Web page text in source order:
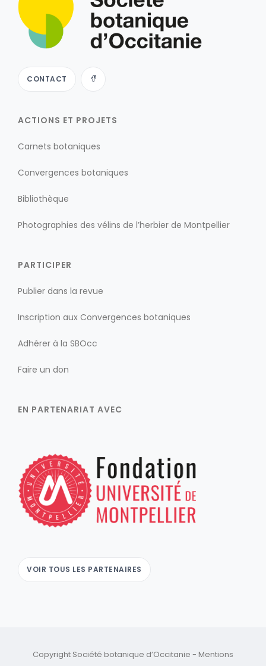
CONTACT
ACTIONS ET PROJETS
Carnets botaniques
Convergences botaniques
Bibliothèque
Photographies des vélins de l’herbier de Montpellier
PARTICIPER
Publier dans la revue
Inscription aux Convergences botaniques
Adhérer à la SBOcc
Faire un don
EN PARTENARIAT AVEC
VOIR TOUS LES PARTENAIRES
Copyright Société botanique d’Occitanie - Mentions